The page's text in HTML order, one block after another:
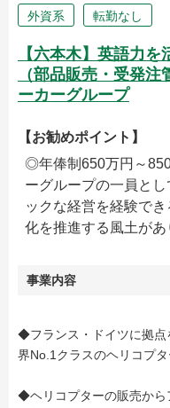
外資系 転勤なし
【六本木】英語力
（部品販売・受発
ーカーグループ
【お勧めポイント】
◎年俸制650万円～
ーグループの一員と
ックな経営を経験で
化を推進する風土があ
事業内容
◆フランス・ドイツに拠点
界No.1クラスのヘリコプ
◆ヘリコプターの販売から